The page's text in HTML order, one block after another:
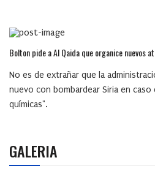
Bolton pide a Al Qaida que organice nuevos
No es de extrañar que la
nuevo con bombardear Siria en caso
químicas".
GALERIA